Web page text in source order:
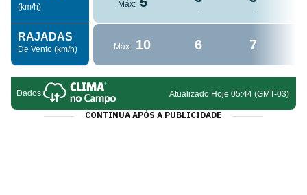
CONTINUA APÓS A PUBLICIDADE